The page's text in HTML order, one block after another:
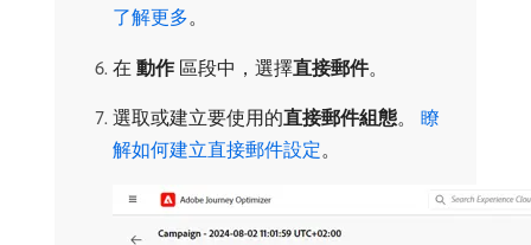
了解更多。
在​ 動作​區段中，選擇​直接郵件。
選取或建立要使用的​直接郵件組態。 瞭
解如何建立直接郵件設定。